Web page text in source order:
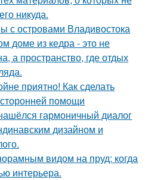
никуда.
с островами Владивостока
доме из кедра - это не
а пространство, где отдых
приятно! Как сделать
помощи
гармоничный диалог
дизайном и
видом на пруд: когда
интерьера.